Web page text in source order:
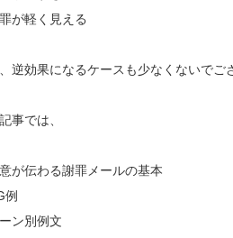
罪が軽く見える
逆効果になるケースも少なくないでご
事では、
意が伝わる謝罪メールの基本
例
ーン別例文